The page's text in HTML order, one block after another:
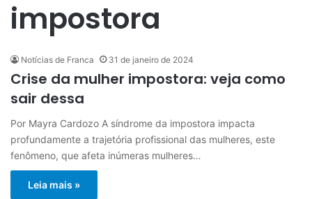
impostora
Notícias de Franca 31 de janeiro de 2024
Crise da mulher impostora: veja como
sair dessa
Por Mayra Cardozo A síndrome da impostora impacta
profundamente a trajetória profissional das mulheres, este
fenômeno, que afeta inúmeras mulheres…
Leia mais »